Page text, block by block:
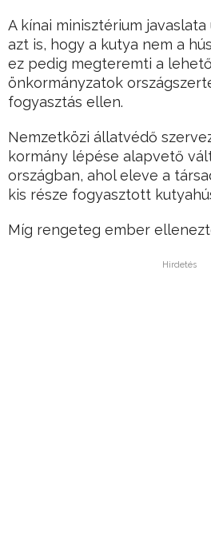
A kínai minisztérium
azt is, hogy a kutya nem a
ez pedig megteremti a
önkormányzatok
fogyasztás ellen.
Nemzetközi állatvédő
kormány lépése alapvető
országban, ahol eleve a
kis része fogyasztott
Míg rengeteg ember
Hirdetés